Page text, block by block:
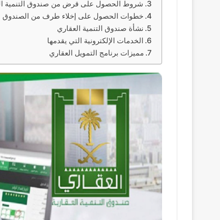
شروط الحصول على قرض من صندوق التنمية
خطوات الحصول على إخلاء طرف من الصندوق
نشأة صندوق التنمية العقاري
الخدمات الإلكترونية التي يقدمها
مميزات برنامج التمويل العقاري